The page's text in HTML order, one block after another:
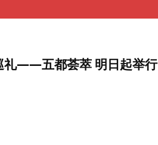
礼——五都荟萃 明日起举行